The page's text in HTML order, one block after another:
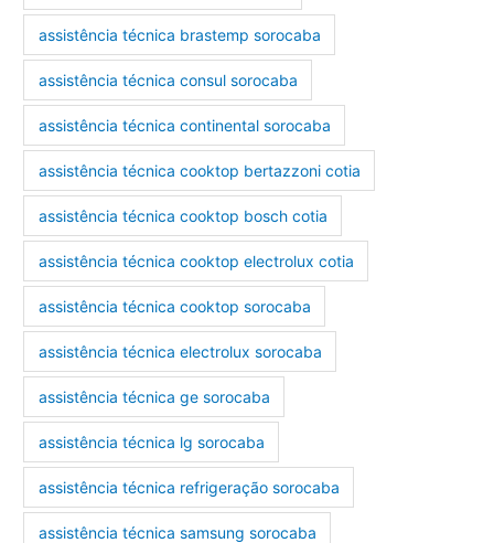
assistência técnica brastemp sorocaba
assistência técnica consul sorocaba
assistência técnica continental sorocaba
assistência técnica cooktop bertazzoni cotia
assistência técnica cooktop bosch cotia
assistência técnica cooktop electrolux cotia
assistência técnica cooktop sorocaba
assistência técnica electrolux sorocaba
assistência técnica ge sorocaba
assistência técnica lg sorocaba
assistência técnica refrigeração sorocaba
assistência técnica samsung sorocaba